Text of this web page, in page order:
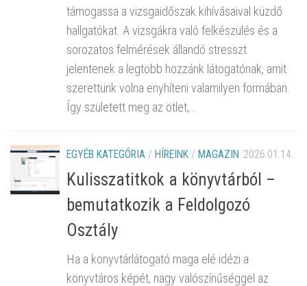
támogassa a vizsgaidőszak kihívásaival küzdő
hallgatókat. A vizsgákra való felkészülés és a
sorozatos felmérések állandó stresszt
jelentenek a legtöbb hozzánk látogatónak, amit
szerettünk volna enyhíteni valamilyen formában.
Így született meg az ötlet,...
EGYÉB KATEGÓRIA / HÍREINK / MAGAZIN 2026.01.14.
Kulisszatitkok a könyvtárból –
bemutatkozik a Feldolgozó
Osztály
Ha a könyvtárlátogató maga elé idézi a
könyvtáros képét, nagy valószínűséggel az